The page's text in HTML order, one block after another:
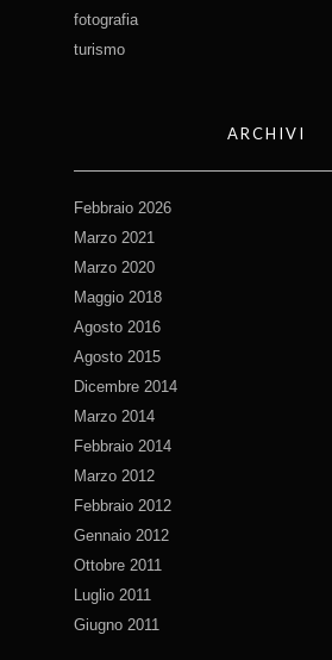
fotografia
turismo
ARCHIVI
Febbraio 2026
Marzo 2021
Marzo 2020
Maggio 2018
Agosto 2016
Agosto 2015
Dicembre 2014
Marzo 2014
Febbraio 2014
Marzo 2012
Febbraio 2012
Gennaio 2012
Ottobre 2011
Luglio 2011
Giugno 2011